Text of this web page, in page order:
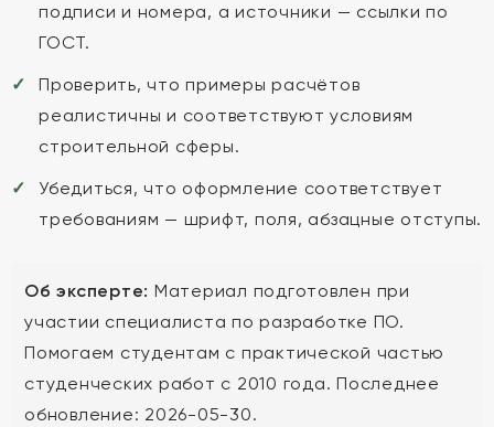
подписи и номера, а источники — ссылки по
ГОСТ.
Проверить, что примеры расчётов
реалистичны и соответствуют условиям
строительной сферы.
Убедиться, что оформление соответствует
требованиям — шрифт, поля, абзацные отступы.
Об эксперте: Материал подготовлен при
участии специалиста по разработке ПО.
Помогаем студентам с практической частью
студенческих работ с 2010 года. Последнее
обновление: 2026-05-30.